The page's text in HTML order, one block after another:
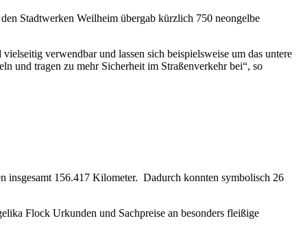
Stadtwerken Weilheim übergab kürzlich 750 neongelbe
verwendbar und lassen sich beispielsweise um das untere
und tragen zu mehr Sicherheit im Straßenverkehr bei“, so
insgesamt 156.417 Kilometer. Dadurch konnten symbolisch 26
Flock Urkunden und Sachpreise an besonders fleißige